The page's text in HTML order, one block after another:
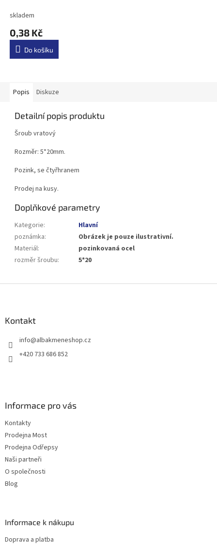
skladem
0,38 Kč
Do košíku
Popis Diskuze
Detailní popis produktu
Šroub vratový
Rozměr: 5*20mm.
Pozink, se čtyřhranem
Prodej na kusy.
Doplňkové parametry
Kategorie:
Hlavní
poznámka:
Obrázek je pouze ilustrativní.
Materiál:
pozinkovaná ocel
rozměr šroubu: 5*20
Kontakt
info@albakmeneshop.cz
+420 733 686 852
Informace pro vás
Kontakty
Prodejna Most
Prodejna Odřepsy
Naši partneři
O společnosti
Blog
Informace k nákupu
Doprava a platba